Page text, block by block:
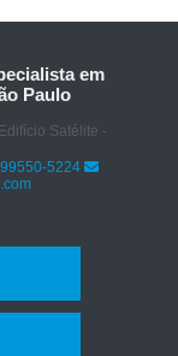
em
Paulo
Satélite -
5224